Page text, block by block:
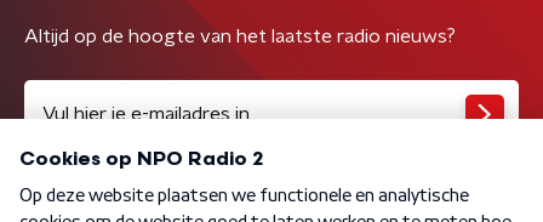
Altijd op de hoogte van het laatste radio nieuws?